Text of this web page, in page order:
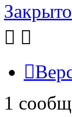
Закрыто
1